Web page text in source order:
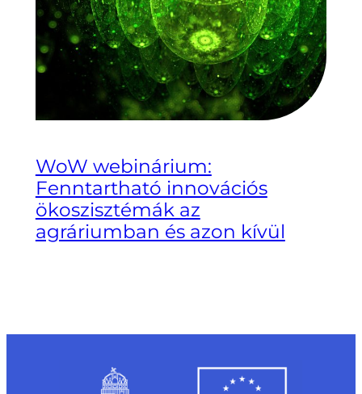
WoW webinárium:
Fenntartható innovációs
ökoszisztémák az
agráriumban és azon kívül